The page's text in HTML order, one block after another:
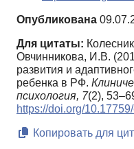
Опубликована
Для цитаты:
Овчинникова, И.В.
развития и
ребенка в РФ.
психология, 7(2),
https://doi.org/
Копировать для